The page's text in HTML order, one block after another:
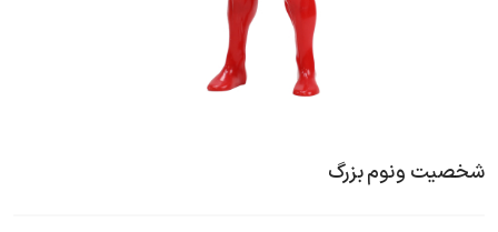
شخصیت ونوم بزرگ